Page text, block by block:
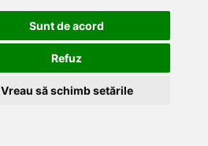
Sunt de acord
Refuz
Vreau să schimb setările